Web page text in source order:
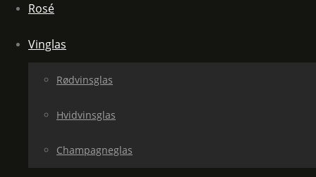
Rosé
Vinglas
Rødvinsglas
Hvidvinsglas
Champagneglas